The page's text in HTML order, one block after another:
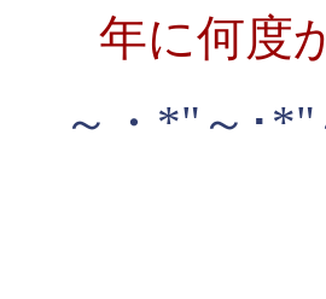
年に何度
～・*"～･